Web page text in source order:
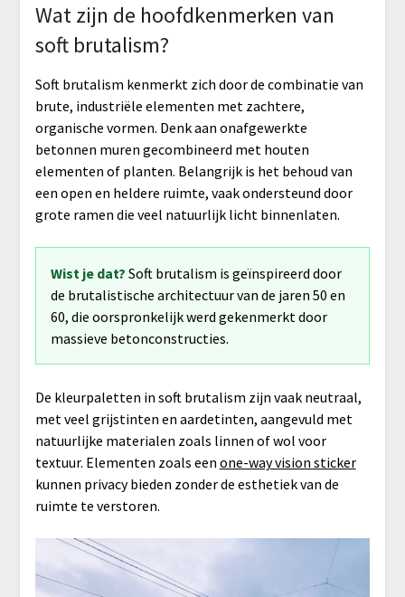
Wat zijn de hoofdkenmerken van
soft brutalism?
Soft brutalism kenmerkt zich door de combinatie van
brute, industriële elementen met zachtere,
organische vormen. Denk aan onafgewerkte
betonnen muren gecombineerd met houten
elementen of planten. Belangrijk is het behoud van
een open en heldere ruimte, vaak ondersteund door
grote ramen die veel natuurlijk licht binnenlaten.
Wist je dat? Soft brutalism is geïnspireerd door
de brutalistische architectuur van de jaren 50 en
60, die oorspronkelijk werd gekenmerkt door
massieve betonconstructies.
De kleurpaletten in soft brutalism zijn vaak neutraal,
met veel grijstinten en aardetinten, aangevuld met
natuurlijke materialen zoals linnen of wol voor
textuur. Elementen zoals een one-way vision sticker
kunnen privacy bieden zonder de esthetiek van de
ruimte te verstoren.